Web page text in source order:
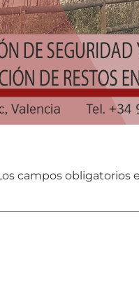
campos obligatorios